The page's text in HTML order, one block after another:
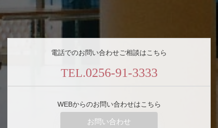
電話でのお問い合わせご相談はこちら
TEL.0256-91-3333
WEBからのお問い合わせはこちら
お問い合わせ